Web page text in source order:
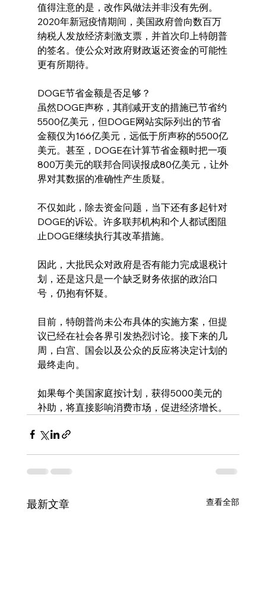
值得注意的是，改作风做法并非没有先例。
2020年新冠疫情期间，美国政府曾向数百万
纳税人发放经济刺激支票，并首次印上特朗普
的签名。使公众对政府财政返还资金的可能性
更有所期待。
DOGE节省金额是否足够？
虽然DOGE声称，其削减开支的措施已节省约
5500亿美元，但DOGE网站实际列出的节省
金额仅为166亿美元，远低于所声称的5500亿
美元。甚至，DOGE在计算节省金额时把一项
800万美元的联邦合同误报成80亿美元，让外
界对其数据的准确性产生质疑。
不仅如此，除去资金问题，当下还有多起针对
DOGE的诉讼。许多联邦机构和个人都试图阻
止DOGE继续执行其改革措施。
因此，大批民众对政府是否有能力完成退税计
划，还是这只是一个缺乏财务依据的政治口
号，仍抱有怀疑。
目前，特朗普尚未公布具体的实施方案，但提
议已经在社会各界引发热烈讨论。接下来的几
周，白宫、国会以及公众的反应将决定计划的
最终走向。
如果每个美国家庭按计划，获得5000美元的
补助，将直接影响消费市场，促进经济增长。
最新文章 查看全部